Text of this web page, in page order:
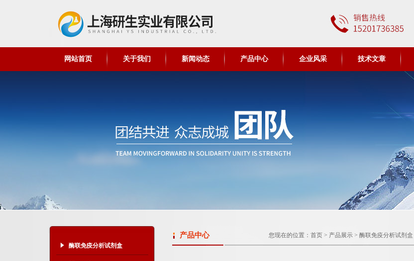
网站首页 关于我们 新闻动态 产品中心 企业风采 技术文章
酶联免疫分析试剂盒
产品中心 您现在的位置： 首页 > 产品展示 > 酶联免疫分析试剂盒